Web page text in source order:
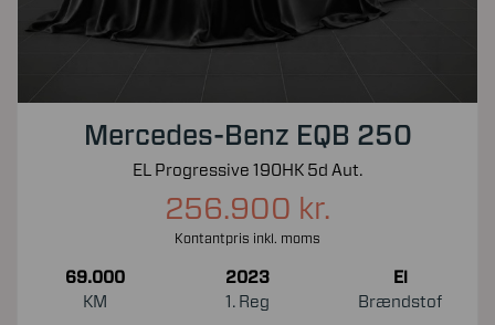
Mercedes-Benz EQB 250
EL Progressive 190HK 5d Aut.
256.900 kr.
Kontantpris inkl. moms
69.000
KM
2023
1. Reg
El
Brændstof